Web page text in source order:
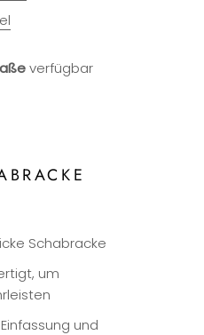
verfügbar
Schabracke
um
und